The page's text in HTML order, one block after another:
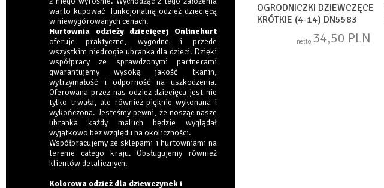
warto kupować funkcjonalną odzież dziecięcą
w niewygórowanych cenach.
Hurtownia odzieży dziecięcej Onlinehurt
oferuje praktyczne, wygodne i przede
wszystkim niedrogie ubranka dla dzieci. Dzięki
współpracy ze sprawdzonymi partnerami
gwarantujemy wysoką jakość tkanin,
wytrzymałość i odporność na uszkodzenia.
Oferowana przez nas odzież dziecięca jest nie
tylko trwała, ale również pięknie wykonana i
wykończona. Jesteśmy pewni, że nosząc nasze
ubranka każdy maluch będzie wyglądał
wyjątkowo bez względu na okoliczności.
Współpracujemy ze sklepami i hurtowniami na
terenie całego kraju. Obsługujemy również
klientów detalicznych.
Kolorowa odzież dla dziewczynek i
OGRODNICZKI DZIEWCZĘCE
KRÓTKIE (4-14) DN5583
netto 34,50 PLN